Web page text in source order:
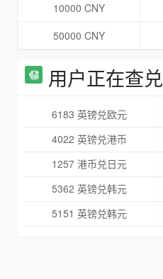
10000 CNY
50000 CNY
用户正在查兑
6183 英镑兑欧元
4022 英镑兑港币
1257 港币兑日元
5362 英镑兑韩元
5151 英镑兑韩元